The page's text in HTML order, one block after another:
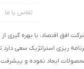
تماس با ما
افق اقتصاد، با بهره گیری از
ریزی استراتژیک سعی
ایجاد نموده و پیشرفت